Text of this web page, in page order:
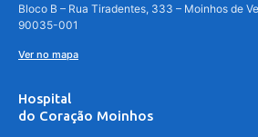
Bloco B – Rua Tiradentes, 333 – Moinhos de
90035-001
Ver no mapa
Hospital
do Coração Moinhos